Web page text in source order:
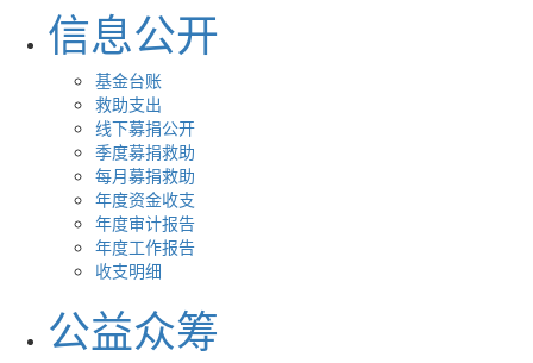
信息公开
基金台账
救助支出
线下募捐公开
季度募捐救助
每月募捐救助
年度资金收支
年度审计报告
年度工作报告
收支明细
公益众筹